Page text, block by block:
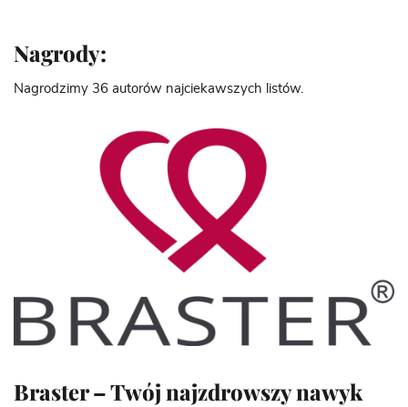
Nagrody:
Nagrodzimy 36 autorów najciekawszych listów.
Braster – Twój najzdrowszy nawyk